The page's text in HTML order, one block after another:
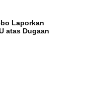
Laporkan
atas Dugaan